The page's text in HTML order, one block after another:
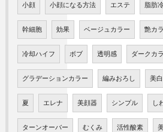
小顔 小顔になる方法 エステ 脂肪
幹細胞 効果 ベージュカラー 艶カ
冷却ハイフ ボブ 透明感 ダークカ
グラデーションカラー 編みおろし 美白
夏 エレナ 美顔器 シンプル し
ターンオーバー むくみ 活性酸素